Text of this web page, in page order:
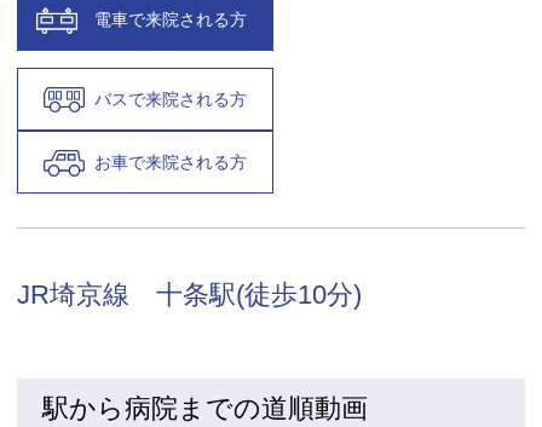
電車で来院される方
バスで来院される方
お車で来院される方
JR埼京線 十条駅(徒歩10分)
駅から病院までの道順動画